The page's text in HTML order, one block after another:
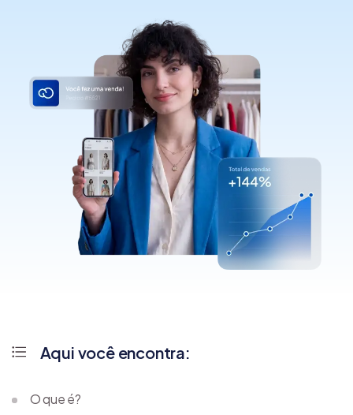
Aqui você encontra:
O que é?